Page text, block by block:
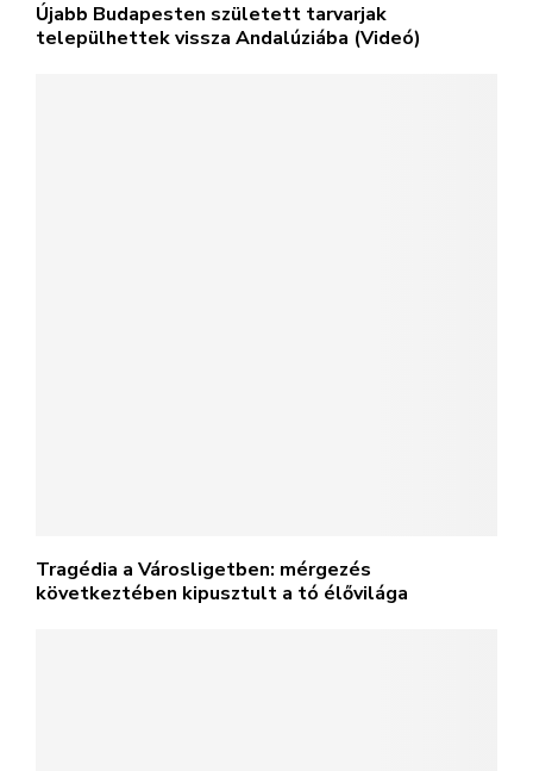
Újabb Budapesten született tarvarjak
települhettek vissza Andalúziába (Videó)
Tragédia a Városligetben: mérgezés
következtében kipusztult a tó élővilága